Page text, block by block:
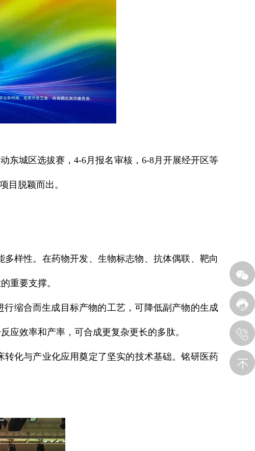
城区选拔赛，4-6月报名审核，6-8月开展经开区等
目脱颖而出。
样性。在药物开发、生物标志物、抗体偶联、靶向
重要支撑。
缩合而生成目标产物的工艺，可降低副产物的生成
应效率和产率，可合成更复杂更长的多肽。
化与产业化应用奠定了坚实的技术基础。铭研医药